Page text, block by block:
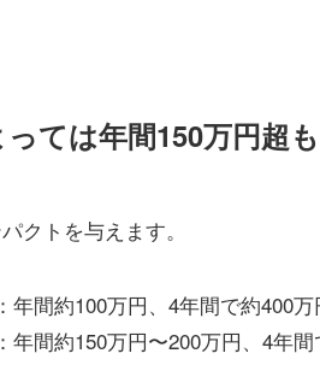
ては年間150万円超も
クトを与えます。
年間約100万円、4年間で約400万
間約150万円〜200万円、4年